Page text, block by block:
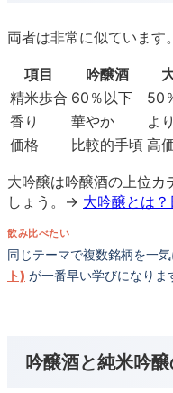
両者は非常に似ています
項目 吟醸酒
精米歩合 60％以下
50
香り
華やか
よ
価格
比較的手頃 高
大吟醸は吟醸酒の上位カ
しょう。→ 大吟醸とは
飲み比べたい
同じテーマで複数銘柄を一気
ト) が一番早い学びになりま
吟醸酒と純米吟